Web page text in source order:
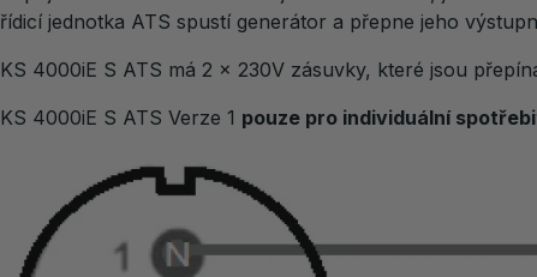
řídicí jednotka ATS spustí generátor a přepne jeho
KS 4000iE S ATS má 2 x 230V zásuvky, které jsou
KS 4000iE S ATS Verze 1 pouze pro individuální